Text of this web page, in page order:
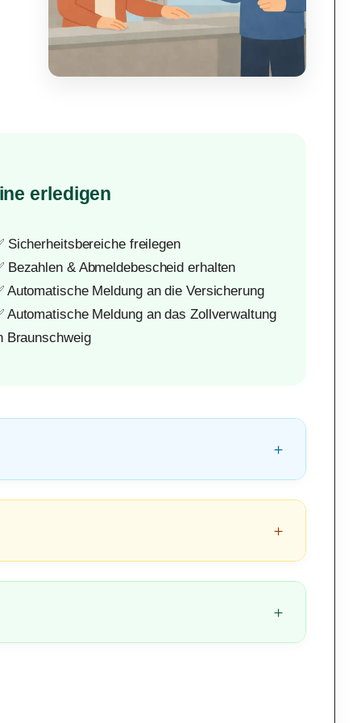
erledigen
Sicherheitsbereiche freilegen
Bezahlen & Abmeldebescheid erhalten
Automatische Meldung an die Versicherung
Automatische Meldung an das Zollverwaltung
Braunschweig